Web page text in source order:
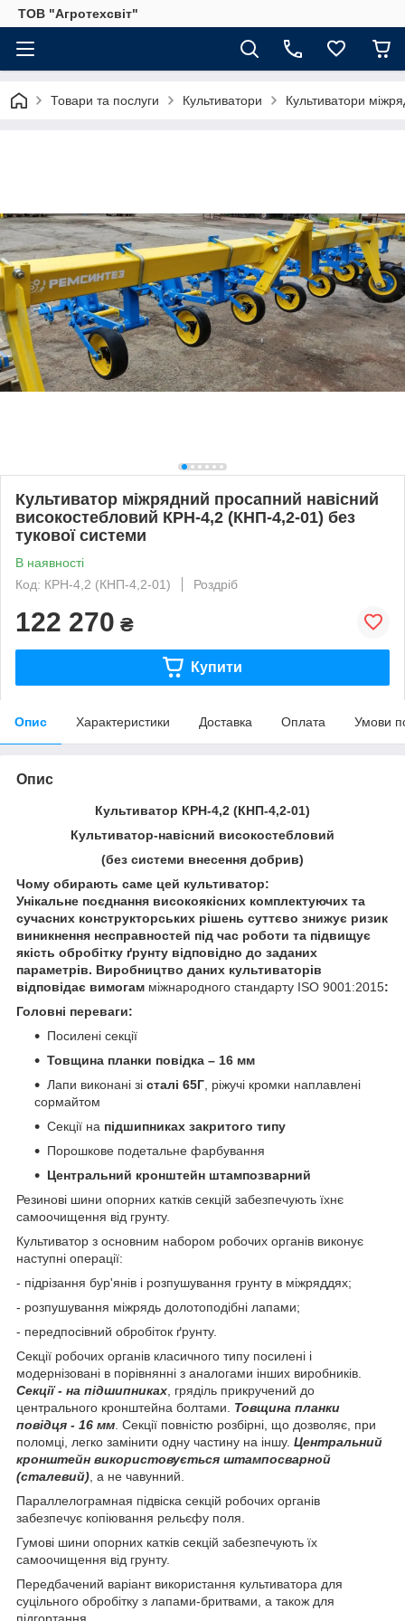
ТОВ "Агротехсвіт"
Товари та послуги Культиватори Культиватори
Культиватор міжрядний просапний навісний
високостебловий КРН-4,2 (КНП-4,2-01) без
тукової системи
В наявності
Код: КРН-4,2 (КНП-4,2-01)
Роздріб
122 270 ₴
Купити
Опис Характеристики Доставка Оплата Умови
Опис
Культиватор КРН-4,2 (КНП-4,2-01)
Культиватор-навісний високостебловий
(без системи внесення добрив)
Чому обирають саме цей культиватор:
Унікальне поєднання високоякісних комплектуючих та
сучасних конструкторських рішень суттєво знижує ризик
виникнення несправностей під час роботи та підвищує
якість обробітку ґрунту відповідно до заданих
параметрів. Виробництво даних культиваторів
відповідає вимогам міжнародного стандарту ISO 9001:2015:
Головні переваги:
Посилені секції
Товщина планки повідка – 16 мм
Лапи виконані зі сталі 65Г , ріжучі кромки наплавлені
сормайтом
Секції на підшипниках закритого типу
Порошкове подетальне фарбування
Центральний кронштейн штампозварний
Резинові шини опорних катків секцій забезпечують їхнє
самоочищення від грунту.
Культиватор з основним набором робочих органів виконує
наступні операції:
- підрізання бур'янів і розпушування грунту в міжряддях;
- розпушування міжрядь долотоподібні лапами;
- передпосівний обробіток ґрунту.
Секції робочих органів класичного типу посилені і
модернізовані в порівнянні з аналогами інших виробників.
Секції - на підшипниках , гряділь прикручений до
центрального кронштейна болтами. Товщина планки
повідця - 16 мм . Секції повністю розбірні, що дозволяє, при
поломці, легко замінити одну частину на іншу. Центральний
кронштейн використовується штампосварной
(сталевий) , а не чавунний.
Параллелограмная підвіска секцій робочих органів
забезпечує копіювання рельєфу поля.
Гумові шини опорних катків секцій забезпечують їх
самоочищення від грунту.
Передбачений варіант використання культиватора для
суцільного обробітку з лапами-бритвами, а також для
підгортання.